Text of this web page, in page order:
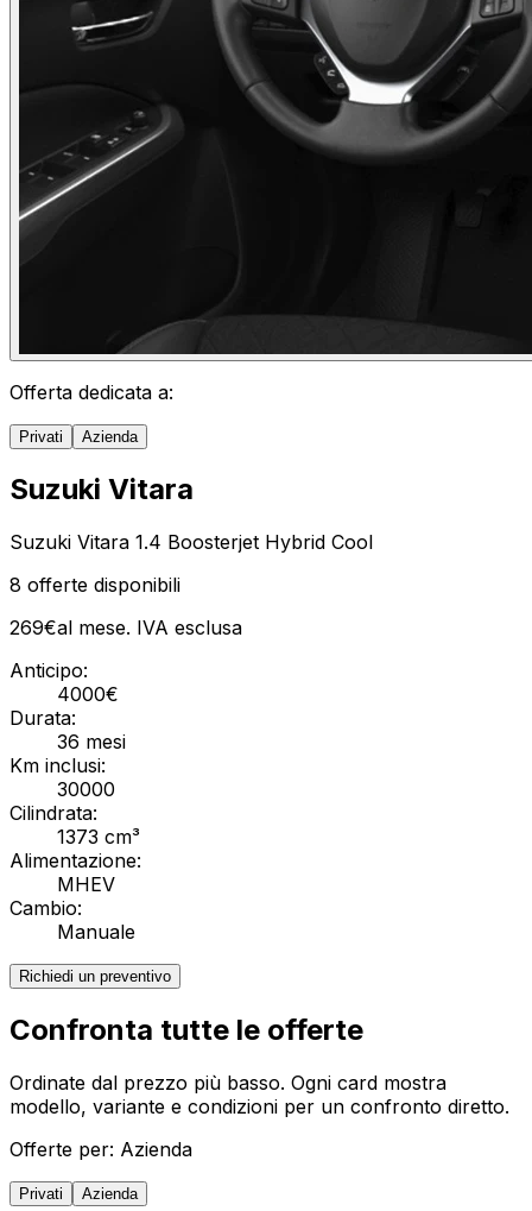
Offerta dedicata a:
Privati Azienda
Suzuki Vitara
Suzuki Vitara 1.4 Boosterjet Hybrid Cool
8 offerte disponibili
269€al mese. IVA esclusa
Anticipo:
4000€
Durata:
36 mesi
Km inclusi:
30000
Cilindrata:
1373 cm³
Alimentazione:
MHEV
Cambio:
Manuale
Richiedi un preventivo
Confronta tutte le offerte
Ordinate dal prezzo più basso. Ogni card mostra
modello, variante e condizioni per un confronto diretto.
Offerte per: Azienda
Privati Azienda